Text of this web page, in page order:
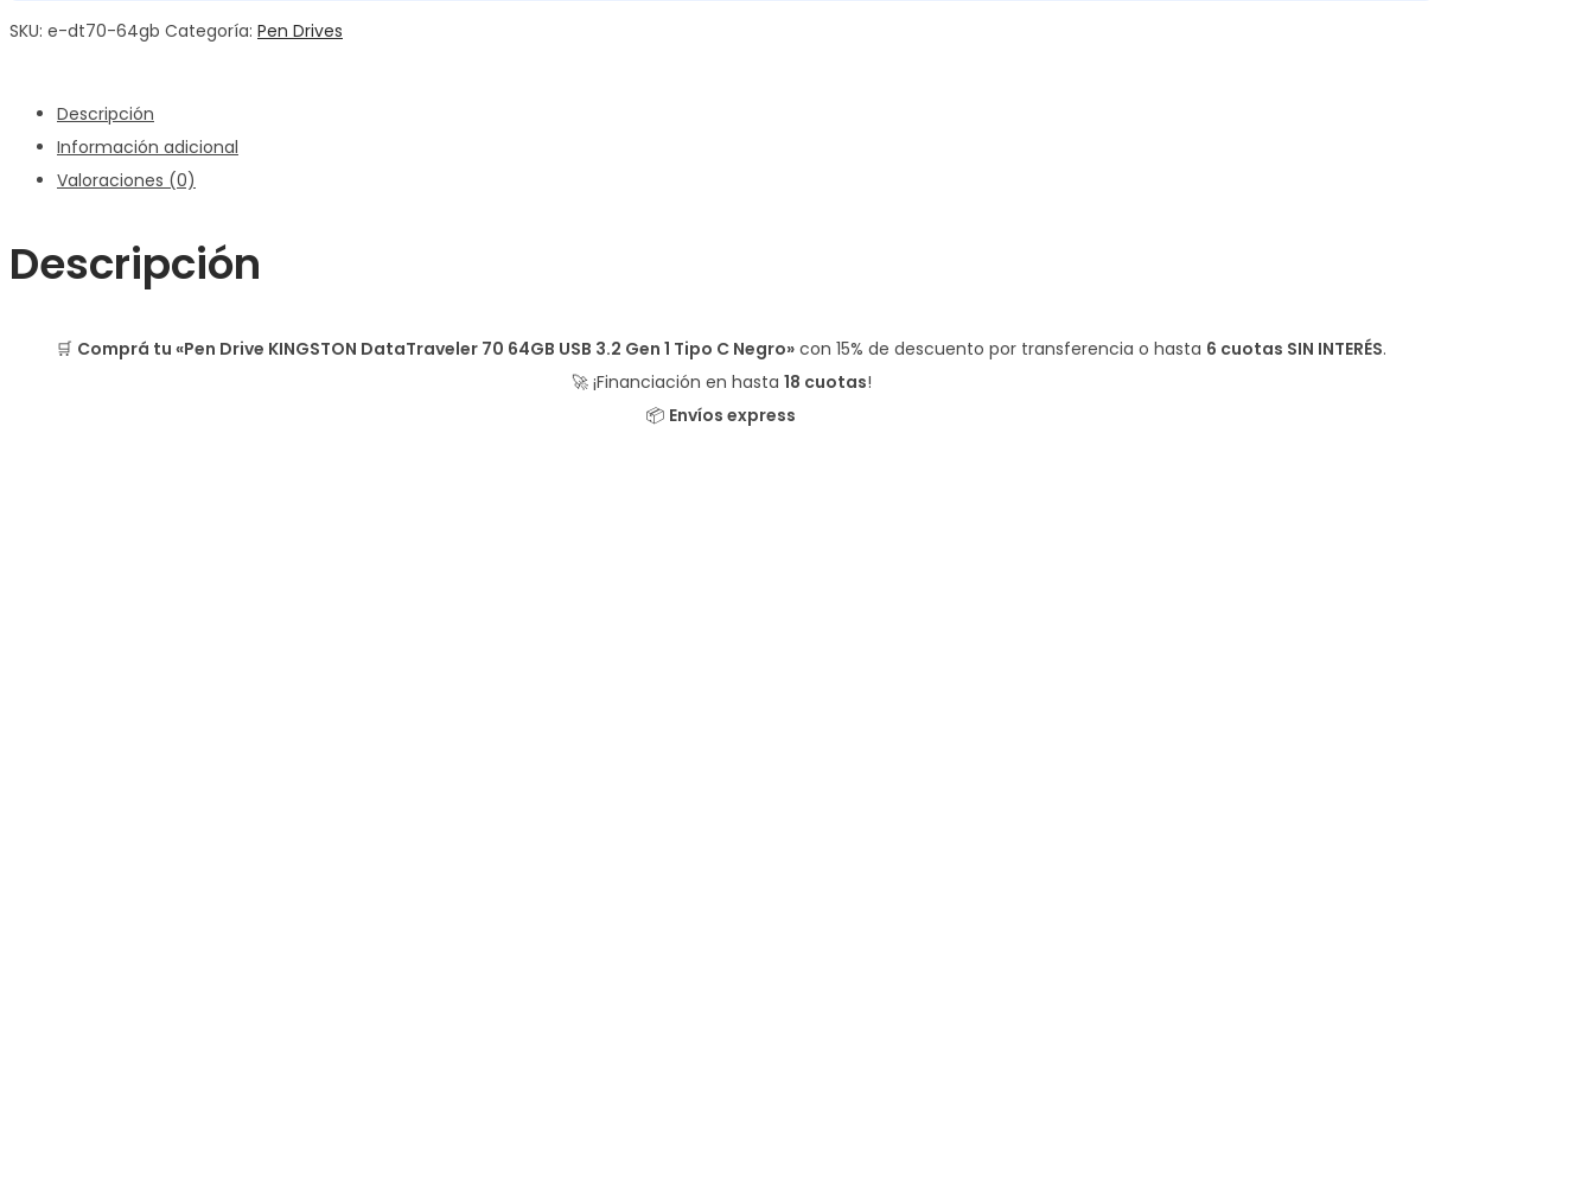
SKU: e-dt70-64gb Categoría: Pen Drives
Descripción
Información adicional
Valoraciones (0)
Descripción
🛒 Comprá tu «Pen Drive KINGSTON DataTraveler 70 64GB USB 3.2 Gen 1 Tipo C Negro» con 15% de descuento por transferencia o hasta 6 cuotas SIN INTERÉS.
🚀 ¡Financiación en hasta 18 cuotas!
📦 Envíos express